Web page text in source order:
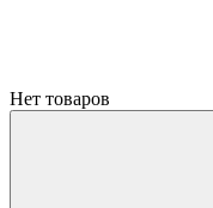
Нет товаров